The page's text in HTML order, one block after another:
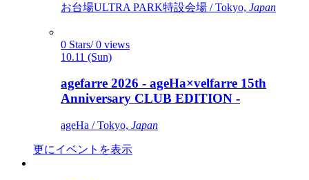
お台場ULTRA PARK特設会場 / Tokyo, Japan
0 Stars/ 0 views
10.11 (Sun)
agefarre 2026 - ageHa×velfarre 15th
Anniversary CLUB EDITION -
ageHa / Tokyo, Japan
更にイベントを表示